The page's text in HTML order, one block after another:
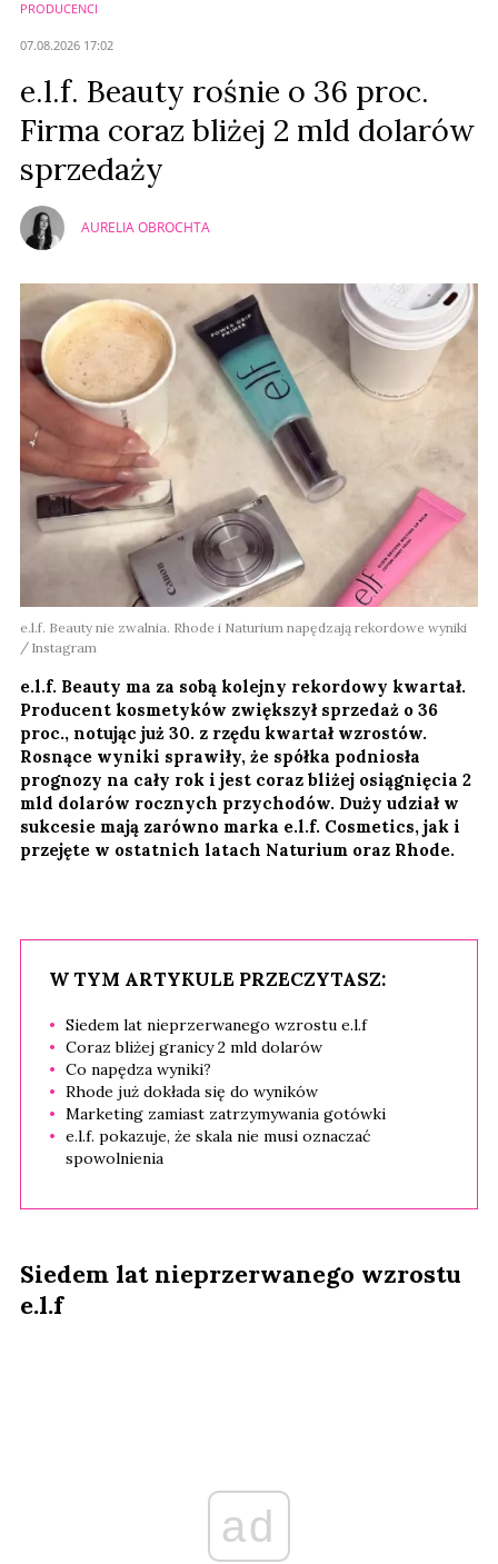
PRODUCENCI
07.08.2026 17:02
e.l.f. Beauty rośnie o 36 proc.
Firma coraz bliżej 2 mld dolarów
sprzedaży
AURELIA OBROCHTA
e.l.f. Beauty nie zwalnia. Rhode i Naturium napędzają rekordowe wyniki
Instagram
e.l.f. Beauty ma za sobą kolejny rekordowy kwartał.
Producent kosmetyków zwiększył sprzedaż o 36
proc., notując już 30. z rzędu kwartał wzrostów.
Rosnące wyniki sprawiły, że spółka podniosła
prognozy na cały rok i jest coraz bliżej osiągnięcia 2
mld dolarów rocznych przychodów. Duży udział w
sukcesie mają zarówno marka e.l.f. Cosmetics, jak i
przejęte w ostatnich latach Naturium oraz Rhode.
W TYM ARTYKULE PRZECZYTASZ:
Siedem lat nieprzerwanego wzrostu e.l.f
Coraz bliżej granicy 2 mld dolarów
Co napędza wyniki?
Rhode już dokłada się do wyników
Marketing zamiast zatrzymywania gotówki
e.l.f. pokazuje, że skala nie musi oznaczać
spowolnienia
Siedem lat nieprzerwanego wzrostu
e.l.f
ad